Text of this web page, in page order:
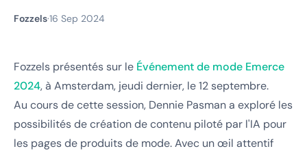
Fozzels·16 Sep 2024
Fozzels présentés sur le Événement de mode Emerce
2024, à Amsterdam, jeudi dernier, le 12 septembre.
Au cours de cette session, Dennie Pasman a exploré les
possibilités de création de contenu piloté par l'IA pour
les pages de produits de mode. Avec un œil attentif